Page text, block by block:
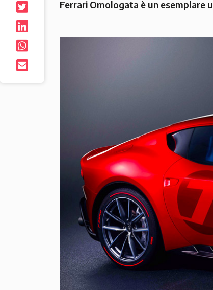
Ferrari Omologata è un esemplare